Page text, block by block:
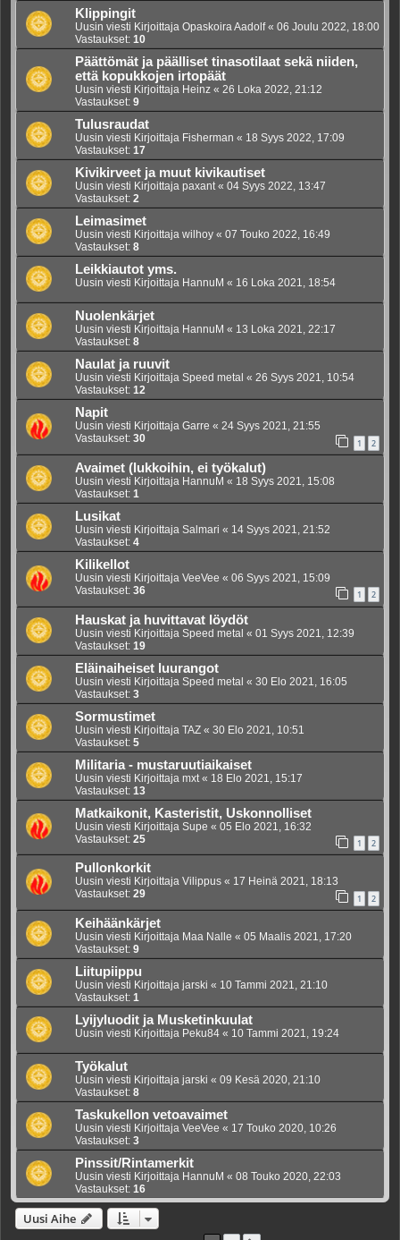
Klippingit
Uusin viesti Kirjoittaja Opaskoira Aadolf« 06 Joulu 2022, 18:00
Vastaukset: 10
Päättömät ja päälliset tinasotilaat sekä niiden,
että kopukkojen irtopäät
Uusin viesti Kirjoittaja Heinz « 26 Loka 2022, 21:12
Vastaukset: 9
Tulusraudat
Uusin viesti Kirjoittaja Fisherman « 18 Syys 2022, 17:09
Vastaukset: 17
Kivikirveet ja muut kivikautiset
Uusin viesti Kirjoittaja paxant« 04 Syys 2022, 13:47
Vastaukset: 2
Leimasimet
Uusin viesti Kirjoittaja wilhoy « 07 Touko 2022, 16:49
Vastaukset: 8
Leikkiautot yms.
Uusin viesti Kirjoittaja HannuM « 16 Loka 2021, 18:54
Nuolenkärjet
Uusin viesti Kirjoittaja HannuM « 13 Loka 2021, 22:17
Vastaukset: 8
Naulat ja ruuvit
Uusin viesti Kirjoittaja Speed metal « 26 Syys 2021, 10:54
Vastaukset: 12
Napit
Uusin viesti Kirjoittaja Garre « 24 Syys 2021, 21:55
Vastaukset: 30 1 2
Avaimet (lukkoihin, ei työkalut)
Uusin viesti Kirjoittaja HannuM « 18 Syys 2021, 15:08
Vastaukset: 1
Lusikat
Uusin viesti Kirjoittaja Salmari « 14 Syys 2021, 21:52
Vastaukset: 4
Kilikellot
Uusin viesti Kirjoittaja VeeVee « 06 Syys 2021, 15:09
Vastaukset: 36 1 2
Hauskat ja huvittavat löydöt
Uusin viesti Kirjoittaja Speed metal « 01 Syys 2021, 12:39
Vastaukset: 19
Eläinaiheiset luurangot
Uusin viesti Kirjoittaja Speed metal « 30 Elo 2021, 16:05
Vastaukset: 3
Sormustimet
Uusin viesti Kirjoittaja TAZ « 30 Elo 2021, 10:51
Vastaukset: 5
Militaria - mustaruutiaikaiset
Uusin viesti Kirjoittaja mxt « 18 Elo 2021, 15:17
Vastaukset: 13
Matkaikonit, Kasteristit, Uskonnolliset
Uusin viesti Kirjoittaja Supe « 05 Elo 2021, 16:32
Vastaukset: 25 1 2
Pullonkorkit
Uusin viesti Kirjoittaja Vilippus « 17 Heinä 2021, 18:13
Vastaukset: 29 1 2
Keihäänkärjet
Uusin viesti Kirjoittaja Maa Nalle « 05 Maalis 2021, 17:20
Vastaukset: 9
Liitupiippu
Uusin viesti Kirjoittaja jarski « 10 Tammi 2021, 21:10
Vastaukset: 1
Lyijyluodit ja Musketinkuulat
Uusin viesti Kirjoittaja Peku84 « 10 Tammi 2021, 19:24
Työkalut
Uusin viesti Kirjoittaja jarski « 09 Kesä 2020, 21:10
Vastaukset: 8
Taskukellon vetoavaimet
Uusin viesti Kirjoittaja VeeVee « 17 Touko 2020, 10:26
Vastaukset: 3
Pinssit/Rintamerkit
Uusin viesti Kirjoittaja HannuM « 08 Touko 2020, 22:03
Vastaukset: 16
Uusi Aihe